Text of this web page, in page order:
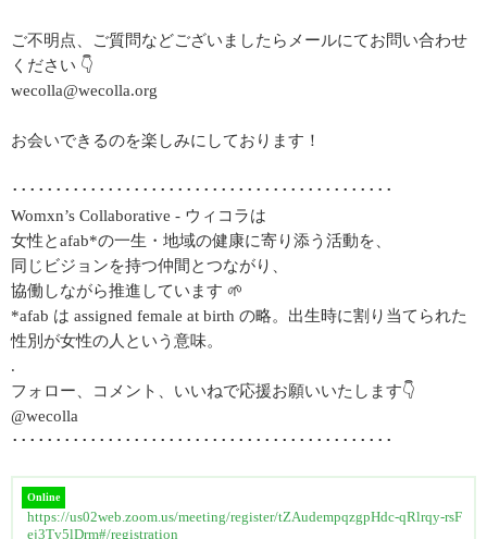
ご不明点、ご質問などございましたらメールにてお問い合わせ
ください 👇
wecolla@wecolla.org
お会いできるのを楽しみにしております！
････････････････････････････････････････････
Womxn’s Collaborative - ウィコラは
女性とafab*の一生・地域の健康に寄り添う活動を、
同じビジョンを持つ仲間とつながり、
協働しながら推進しています 🌱
*afab は assigned female at birth の略。出生時に割り当てられた
性別が女性の人という意味。
.
フォロー、コメント、いいねで応援お願いいたします👇
@wecolla
････････････････････････････････････････････
Online
https://us02web.zoom.us/meeting/register/tZAudempqzgpHdc-qRlrqy-rsF
ej3Tv5lDrm#/registration